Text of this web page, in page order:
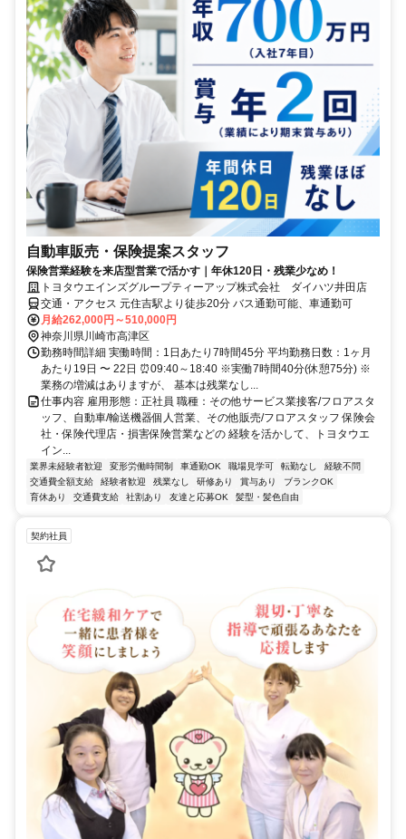
自動車販売・保険提案スタッフ
保険営業経験を来店型営業で活かす｜年休120日・残業少なめ！
トヨタウエインズグループティーアップ株式会社 ダイハツ井田店
交通・アクセス 元住吉駅より徒歩20分 バス通勤可能、車通勤可
月給262,000円～510,000円
神奈川県川崎市高津区
勤務時間詳細 実働時間：1日あたり7時間45分 平均勤務日数：1ヶ月
あたり19日 〜 22日 ⏰09:40～18:40 ※実働7時間40分(休憩75分) ※
業務の増減はありますが、 基本は残業なし...
仕事内容 雇用形態：正社員 職種：その他サービス業接客/フロアスタ
ッフ、自動車/輸送機器個人営業、その他販売/フロアスタッフ 保険会
社・保険代理店・損害保険営業などの 経験を活かして、トヨタウエ
イン...
業界未経験者歓迎 変形労働時間制 車通勤OK 職場見学可 転勤なし
経験不問
交通費全額支給
経験者歓迎 残業なし 研修あり 賞与あり
ブランクOK
育休あり
交通費支給 社割あり 友達と応募OK 髪型・髪色自由
契約社員